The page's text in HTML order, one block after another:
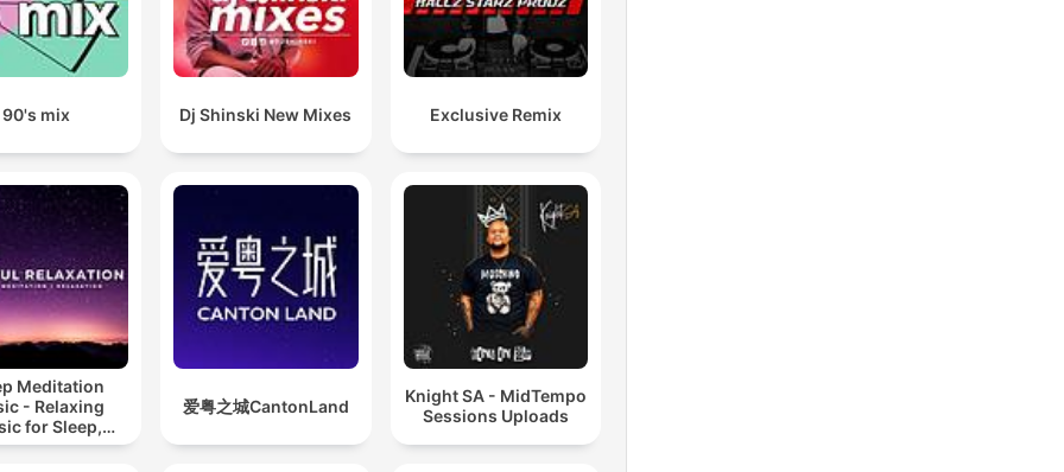
90's mix Dj Shinski New Mixes Exclusive Remix
Meditation
- Relaxing
for Sleep,
&
爱粤之城CantonLand
Knight SA - MidTempo
Sessions Uploads